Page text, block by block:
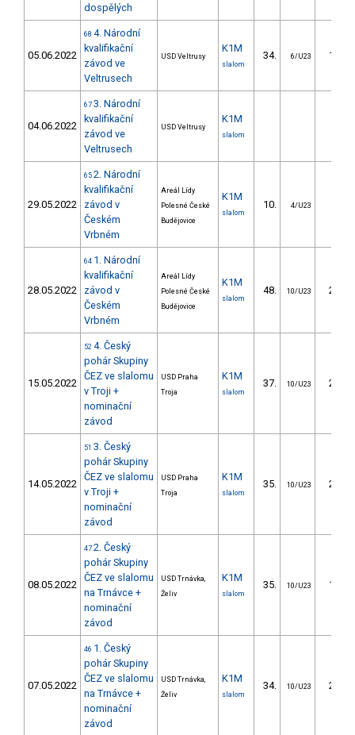
dospělých
05.06.2022
68 4. Národní
kvalifikační
závod ve
Veltrusech
USD Veltrusy
K1M
slalom
34. 6/U23 11.58
04.06.2022
67 3. Národní
kvalifikační
závod ve
Veltrusech
USD Veltrusy
K1M
slalom
29.05.2022
65 2. Národní
kvalifikační
závod v
Českém
Vrbném
Areál Lídy
Polesné České
Budějovice
K1M
slalom
10. 4/U23
28.05.2022
64 1. Národní
kvalifikační
závod v
Českém
Vrbném
Areál Lídy
Polesné České
Budějovice
K1M
slalom
48. 10/U23 22.87
15.05.2022
52 4. Český
pohár Skupiny
ČEZ ve slalomu
v Troji +
nominační
závod
USD Praha
Troja
K1M
slalom
37. 10/U23 20.71
14.05.2022
51 3. Český
pohár Skupiny
ČEZ ve slalomu
v Troji +
nominační
závod
USD Praha
Troja
K1M
slalom
35. 10/U23 24.49
08.05.2022
47 2. Český
pohár Skupiny
ČEZ ve slalomu
na Trnávce +
nominační
závod
USD Trnávka,
Želiv
K1M
slalom
35. 10/U23 18.91
07.05.2022
46 1. Český
pohár Skupiny
ČEZ ve slalomu
na Trnávce +
nominační
závod
USD Trnávka,
Želiv
K1M
slalom
34. 10/U23 20.68